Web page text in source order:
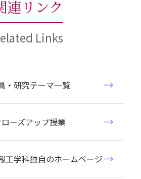
連リンク
Links
・研究テーマ一覧
ローズアップ授業
工学科独自のホームページ